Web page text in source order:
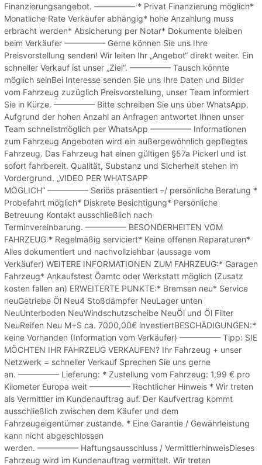
Finanzierungsangebot. ————— * Privat Finanzierung möglich*
Monatliche Rate Verkäufer abhängig* hohe Anzahlung muss
erbracht werden* Absicherung per Notar* Dokumente bleiben
beim Verkäufer ————— Gerne können Sie uns Ihre
Preisvorstellung senden! Wir leiten Ihr „Angebot“ direkt weiter. Ein
schneller Verkauf ist unser „Ziel“. ————— Tausch könnte
möglich seinBei Interesse senden Sie uns Ihre Daten und Bilder
vom Fahrzeug zuzüglich Preisvorstellung, unser Team informiert
Sie in Kürze. ————— Bitte schreiben Sie uns über WhatsApp.
Aufgrund der hohen Anzahl an Anfragen antwortet Ihnen unser
Team schnellstmöglich per WhatsApp ————— Informationen
zum Fahrzeug Angeboten wird ein außergewöhnlich gepflegtes
Fahrzeug. Das Fahrzeug hat einen gültigen §57a Pickerl und ist
sofort fahrbereit. Qualität, Substanz und Sicherheit stehen im
Vordergrund. „VIDEO PER WHATSAPP
MÖGLICH“ ————— Seriös präsentiert –/ persönliche Beratung *
Probefahrt möglich* Diskrete Besichtigung* Persönliche
Betreuung Kontakt ausschließlich nach
Terminvereinbarung. ————— BESONDERHEITEN VOM
FAHRZEUG:* Regelmäßig serviciert* Keine offenen Reparaturen*
Alles dokumentiert und nachvollziehbar (aussage vom
Verkäufer) WEITERE INFORMATIONEN ZUM FAHRZEUG:* Garagen
Fahrzeug* Ankaufstest Öamtc oder Werkstatt möglich (Zusatz
kosten fallen an) ERWEITERTE PUNKTE:* Bremsen neu* Service
neuGetriebe Öl Neu4 Stoßdämpfer NeuLager unten
NeuUnterboden NeuWindschutzscheibe NeuÖl und Öl Filter
NeuReifen Neu M+S ca. 7000,00€ investiertBESCHÄDIGUNGEN:*
keine Vorhanden (Information vom Verkäufer) ————— Tipp: SIE
MÖCHTEN IHR FAHRZEUG VERKAUFEN? Ihr Fahrzeug + unser
Netzwerk = schneller Verkauf Sprechen Sie uns gerne
an. ————— Lieferung: * Zustellung vom Fahrzeug: 1,99 € pro
Kilometer Europa weit ————— Rechtlicher Hinweis * Wir treten
als Vermittler im Kundenauftrag auf. Der Kaufvertrag kommt
ausschließlich zwischen dem Käufer und dem
Fahrzeugeigentümer zustande. * Eine Garantie / Gewährleistung
kann nicht abgeschlossen
werden. ————— Haftungsausschluss / VermittlerhinweisDieses
Fahrzeug wird im Kundenauftrag vermittelt. Wir treten